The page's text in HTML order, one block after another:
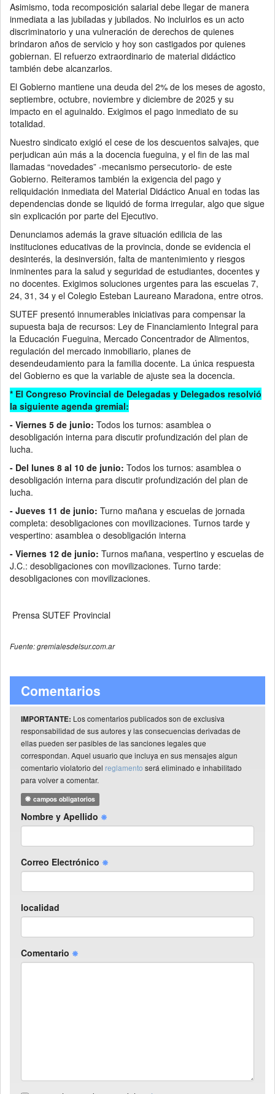
Asimismo, toda recomposición salarial debe llegar de manera
inmediata a las jubiladas y jubilados. No incluirlos es un acto
discriminatorio y una vulneración de derechos de quienes
brindaron años de servicio y hoy son castigados por quienes
gobiernan. El refuerzo extraordinario de material didáctico
también debe alcanzarlos.
El Gobierno mantiene una deuda del 2% de los meses de agosto,
septiembre, octubre, noviembre y diciembre de 2025 y su
impacto en el aguinaldo. Exigimos el pago inmediato de su
totalidad.
Nuestro sindicato exigió el cese de los descuentos salvajes, que
perjudican aún más a la docencia fueguina, y el fin de las mal
llamadas “novedades” -mecanismo persecutorio- de este
Gobierno. Reiteramos también la exigencia del pago y
reliquidación inmediata del Material Didáctico Anual en todas las
dependencias donde se liquidó de forma irregular, algo que sigue
sin explicación por parte del Ejecutivo.
Denunciamos además la grave situación edilicia de las
instituciones educativas de la provincia, donde se evidencia el
desinterés, la desinversión, falta de mantenimiento y riesgos
inminentes para la salud y seguridad de estudiantes, docentes y
no docentes. Exigimos soluciones urgentes para las escuelas 7,
24, 31, 34 y el Colegio Esteban Laureano Maradona, entre otros.
SUTEF presentó innumerables iniciativas para compensar la
supuesta baja de recursos: Ley de Financiamiento Integral para
la Educación Fueguina, Mercado Concentrador de Alimentos,
regulación del mercado inmobiliario, planes de
desendeudamiento para la familia docente. La única respuesta
del Gobierno es que la variable de ajuste sea la docencia.
* El Congreso Provincial de Delegadas y Delegados resolvió
la siguiente agenda gremial:
- Viernes 5 de junio: Todos los turnos: asamblea o
desobligación interna para discutir profundización del plan de
lucha.
- Del lunes 8 al 10 de junio: Todos los turnos: asamblea o
desobligación interna para discutir profundización del plan de
lucha.
- Jueves 11 de junio: Turno mañana y escuelas de jornada
completa: desobligaciones con movilizaciones. Turnos tarde y
vespertino: asamblea o desobligación interna
- Viernes 12 de junio: Turnos mañana, vespertino y escuelas de
J.C.: desobligaciones con movilizaciones. Turno tarde:
desobligaciones con movilizaciones.
Prensa SUTEF Provincial
Fuente: gremialesdelsur.com.ar
Comentarios
IMPORTANTE: Los comentarios publicados son de exclusiva
responsabilidad de sus autores y las consecuencias derivadas de
ellas pueden ser pasibles de las sanciones legales que
correspondan. Aquel usuario que incluya en sus mensajes algun
comentario violatorio del reglamento será eliminado e inhabilitado
para volver a comentar.
campos obligatorios
Nombre y Apellido
Correo Electrónico
localidad
Comentario